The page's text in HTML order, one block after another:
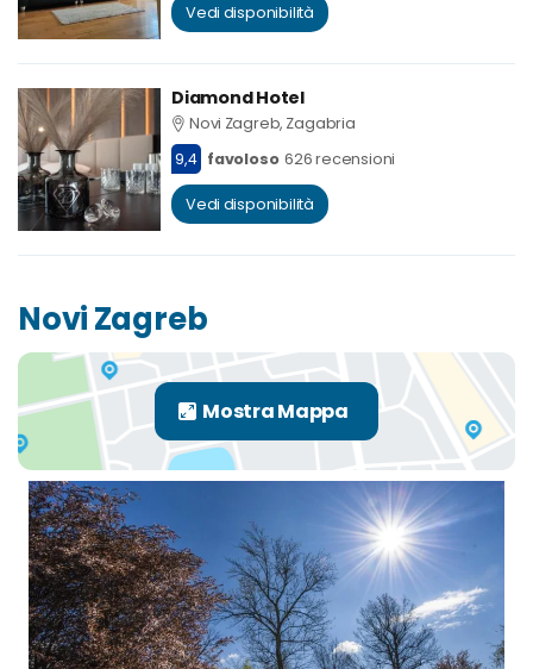
Vedi disponibilità
Diamond Hotel
Novi Zagreb, Zagabria
9,4 favoloso 626 recensioni
Vedi disponibilità
Novi Zagreb